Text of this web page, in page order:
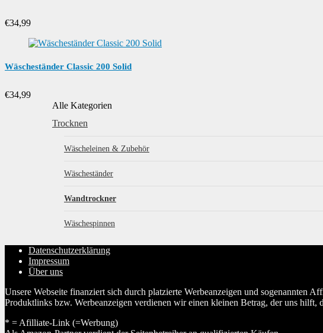
€34,99
Wäscheständer Classic 200 Solid
€34,99
Alle Kategorien
Trocknen
Wäscheleinen & Zubehör
Wäscheständer
Wandtrockner
Wäschespinnen
Datenschutzerklärung
Impressum
Über uns
Unsere Webseite finanziert sich durch platzierte Werbeanzeigen und
Produktlinks bzw. Werbeanzeigen verdienen wir einen kleinen Betrag, der uns hilft,
* = Afilliate-Link (=Werbung)